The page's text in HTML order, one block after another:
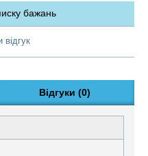
бажань
відгук
Відгуки (0)